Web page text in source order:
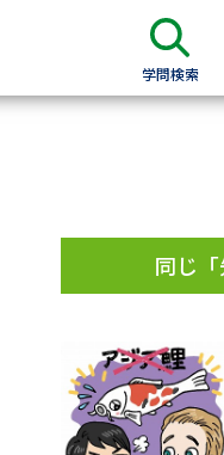
学問検索
過去問題集
同じ